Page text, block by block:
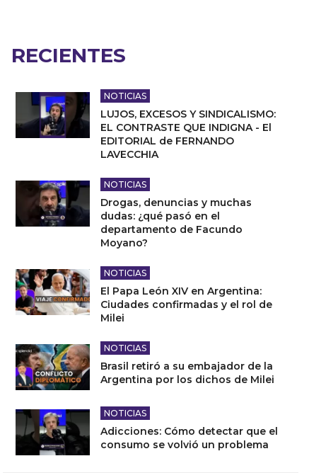
RECIENTES
NOTICIAS
LUJOS, EXCESOS Y SINDICALISMO:
EL CONTRASTE QUE INDIGNA - El
EDITORIAL de FERNANDO
LAVECCHIA
NOTICIAS
Drogas, denuncias y muchas
dudas: ¿qué pasó en el
departamento de Facundo
Moyano?
NOTICIAS
El Papa León XIV en Argentina:
Ciudades confirmadas y el rol de
Milei
NOTICIAS
Brasil retiró a su embajador de la
Argentina por los dichos de Milei
NOTICIAS
Adicciones: Cómo detectar que el
consumo se volvió un problema